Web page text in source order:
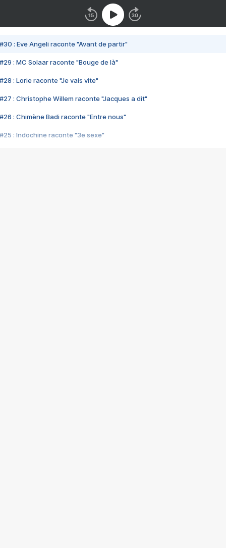
#30 : Eve Angeli raconte "Avant de partir"
#29 : MC Solaar raconte "Bouge de là"
#28 : Lorie raconte "Je vais vite"
#27 : Christophe Willem raconte "Jacques a dit"
#26 : Chimène Badi raconte "Entre nous"
#25 : Indochine raconte "3e sexe"